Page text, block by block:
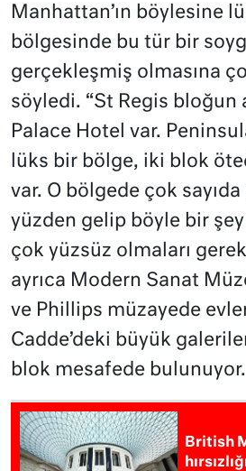
Manhattan’ın böylesine
bölgesinde bu tür bir
gerçekleşmiş olmasına
söyledi. “St Regis bloğun
Palace Hotel var.
lüks bir bölge, iki blok
var. O bölgede çok
yüzden gelip böyle bir
çok yüzsüz olmaları
ayrıca Modern Sanat
ve Phillips müzayede
Cadde’deki büyük
blok mesafede bulunuyor.
British